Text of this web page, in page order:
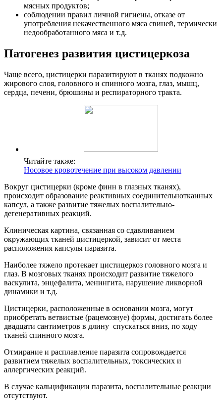
мясных продуктов;
соблюдении правил личной гигиены, отказе от
употребления некачественного мяса свиней, термически
недообработанного мяса и т.д.
Патогенез развития цистицеркоза
Чаще всего, цистицерки паразитируют в тканях подкожно
жирового слоя, головного и спинного мозга, глаз, мышц,
сердца, печени, брюшины и респираторного тракта.
Читайте также:
Носовое кровотечение при высоком давлении
Вокруг цистицерки (кроме финн в глазных тканях),
происходит образование реактивных соединительнотканных
капсул, а также развитие тяжелых воспалительно-
дегенеративных реакций.
Клиническая картина, связанная со сдавливанием
окружающих тканей цистицеркой, зависит от места
расположения капсулы паразита.
Наиболее тяжело протекает цистицеркоз головного мозга и
глаз. В мозговых тканях происходит развитие тяжелого
васкулита, энцефалита, менингита, нарушение ликворной
динамики и т.д.
Цистицерки, расположенные в основании мозга, могут
приобретать ветвистые (рацемознуе) формы, достигать более
двадцати сантиметров в длину спускаться вниз, по ходу
тканей спинного мозга.
Отмирание и расплавление паразита сопровождается
развитием тяжелых воспалительных, токсических и
аллергических реакций.
В случае кальцификации паразита, воспалительные реакции
отсутствуют.